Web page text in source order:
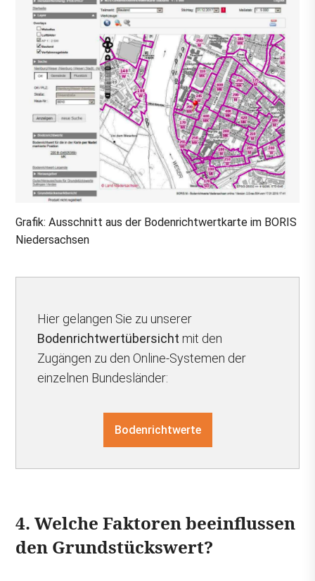
Grafik: Ausschnitt aus der Bodenrichtwertkarte im BORIS
Niedersachsen
Hier gelangen Sie zu unserer
Bodenrichtwertübersicht mit den
Zugängen zu den Online-Systemen der
einzelnen Bundesländer:
Bodenrichtwerte
4. Welche Faktoren beeinflussen
den Grundstückswert?